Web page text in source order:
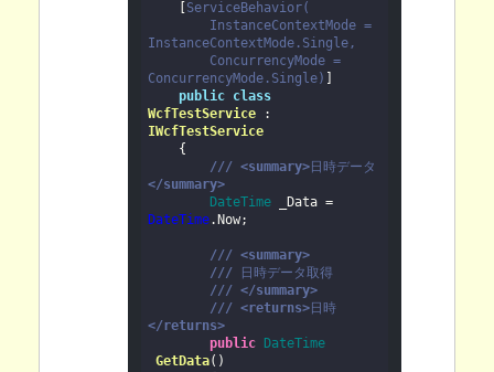
ServiceBehavior(
        InstanceContextMode =
InstanceContextMode.Single,
        ConcurrencyMode =
ConcurrencyMode.Single)
public
class
WcfTestService
IWcfTestService
/// <summary>日時データ
</summary>
DateTime
_Data =
DateTime.Now;
/// <summary>
///
日時データ取得
/// </summary>
/// <returns>日時
</returns>
public
DateTime
GetData( )